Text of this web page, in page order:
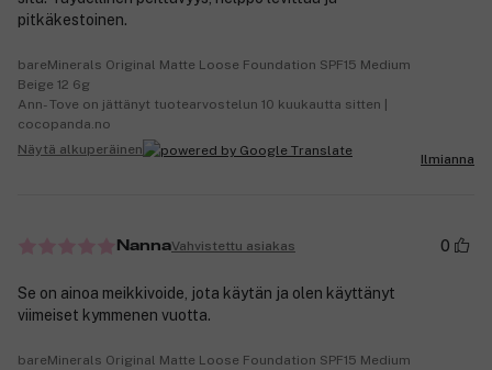
pitkäkestoinen.
bareMinerals Original Matte Loose Foundation SPF15 Medium
Beige 12 6g
Ann- Tove on jättänyt tuotearvostelun 10 kuukautta sitten |
cocopanda.no
Näytä alkuperäinen
Ilmianna
NannaVahvistettu asiakas 0
Se on ainoa meikkivoide, jota käytän ja olen käyttänyt
viimeiset kymmenen vuotta.
bareMinerals Original Matte Loose Foundation SPF15 Medium